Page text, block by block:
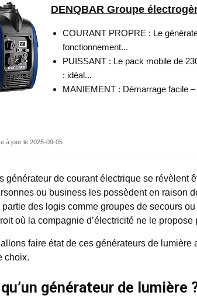
DENQBAR Groupe
COURANT PROPRE : Le
fonctionnement...
PUISSANT : Le pack mobile de
: idéal...
MANIEMENT : Démarrage facile –
à jour le 2025-09-05
générateur de courant électrique se révèlent
ou business les possèdent en raison
des logis comme groupes de secours
où la compagnie d’électricité ne le
faire état de ces générateurs de
choix.
générateur de lumière